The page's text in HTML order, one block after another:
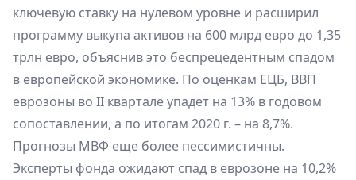
ключевую ставку на нулевом уровне и расширил
программу выкупа активов на 600 млрд евро до 1,35
трлн евро, объяснив это беспрецедентным спадом
в европейской экономике. По оценкам ЕЦБ, ВВП
еврозоны во II квартале упадет на 13% в годовом
сопоставлении, а по итогам 2020 г. – на 8,7%.
Прогнозы МВФ еще более пессимистичны.
Эксперты фонда ожидают спад в еврозоне на 10,2%